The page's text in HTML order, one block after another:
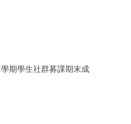
期學生社群募課期末成